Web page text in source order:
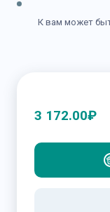
К вам может
3 172.00₽